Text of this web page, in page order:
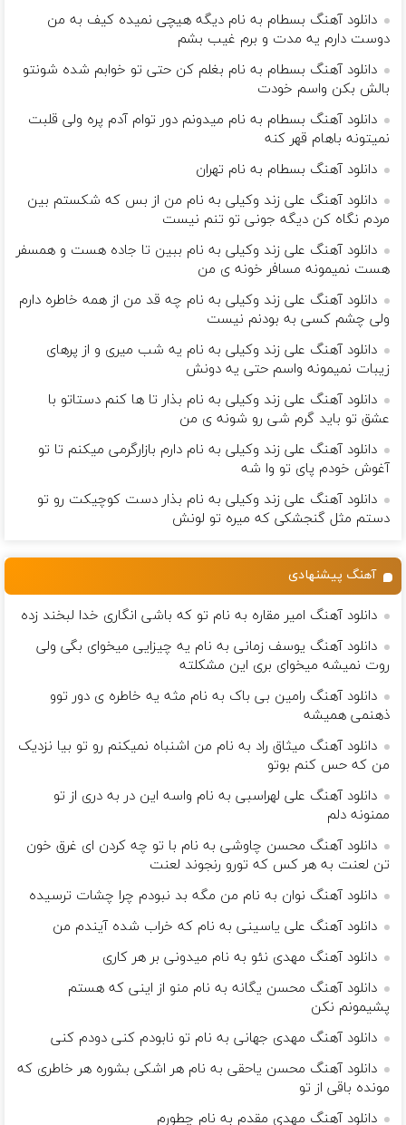
دانلود آهنگ بسطام به نام دیگه هیچی نمیده کیف به من
دوست دارم یه مدت و برم غیب بشم
دانلود آهنگ بسطام به نام بغلم کن حتی تو خوابم شده شونتو
بالش بکن واسم خودت
دانلود آهنگ بسطام به نام میدونم دور توام آدم پره ولی قلبت
نمیتونه باهام قهر کنه
دانلود آهنگ بسطام به نام تهران
دانلود آهنگ علی زند وکیلی به نام من از بس كه شكستم بین
مردم نگاه كن دیگه جونى تو تنم نیست
دانلود آهنگ علی زند وکیلی به نام ببین تا جاده هست و همسفر
هست نمیمونه مسافر خونه ی من
دانلود آهنگ علی زند وکیلی به نام چه قد من از همه خاطره دارم
ولی چشم كسی به بودنم نیست
دانلود آهنگ علی زند وکیلی به نام یه شب میرى و از پرهای
زيبات نمیمونه واسم حتی یه دونش
دانلود آهنگ علی زند وکیلی به نام بذار تا ها كنم دستاتو با
عشق تو باید گرم شی رو شونه ى من
دانلود آهنگ علی زند وکیلی به نام دارم بازارگرمی میكنم تا تو
آغوش خودم پای تو وا شه
دانلود آهنگ علی زند وکیلی به نام بذار دست كوچیكت رو تو
دستم مثل گنجشكی كه میره تو لونش
آهنگ پیشنهادی
دانلود آهنگ امیر مقاره به نام تو که باشی انگاری خدا لبخند زده
دانلود آهنگ یوسف زمانی به نام یه چیزایی میخوای بگی ولی
روت نمیشه میخوای بری این مشکلته
دانلود آهنگ رامین بی باک به نام مثه یه خاطره ی دور توو
ذهنمی همیشه
دانلود آهنگ میثاق راد به نام من اشنباه نمیکنم رو تو بیا نزدیک
من که حس کنم بوتو
دانلود آهنگ علی لهراسبی به نام واسه این در به دری از تو
ممنونه دلم
دانلود آهنگ محسن چاوشی به نام با تو چه کردن ای غرق خون
تن لعنت به هر کس که تورو رنجوند لعنت
دانلود آهنگ نوان به نام من مگه بد نبودم چرا چشات ترسیده
دانلود آهنگ علی یاسینی به نام که خراب شده آیندم من
دانلود آهنگ مهدی نئو به نام میدونی بر هر کاری
دانلود آهنگ محسن یگانه به نام منو از اینی که هستم
پشیمونم نکن
دانلود آهنگ مهدی جهانی به نام تو نابودم کنی دودم کنی
دانلود آهنگ محسن یاحقی به نام هر اشکی‌ بشوره هر خاطری که
مونده باقی از تو
دانلود آهنگ مهدی مقدم به نام چطورم